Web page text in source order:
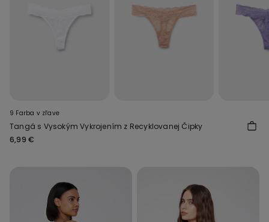
9 Farba v zľave
Tangá s Vysokým Vykrojením z Recyklovanej Čipky
6,99 €